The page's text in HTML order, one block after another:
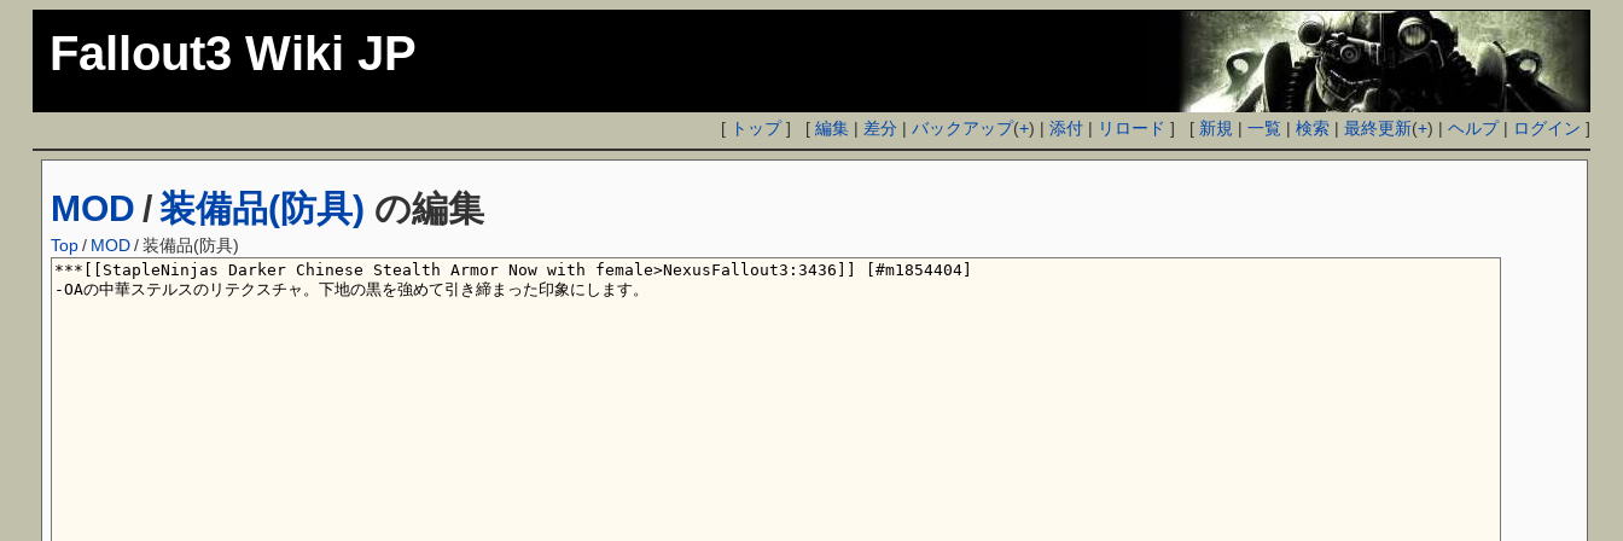
Fallout3 Wiki JP
[ トップ] [編集 | 差分 |バックアップ(+) |添付 | リロード ] [ 新規 |一覧 |検索 |最終更新(+) |ヘルプ| ログイン ]
MOD /装備品(防具) の編集
Top/ MOD/装備品(防具)